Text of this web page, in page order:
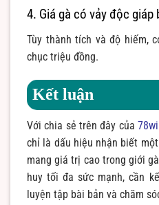
4. Giá gà có vảy độc giáp
Tùy thành tích và độ hiếm,
chục triệu đồng.
Kết luận
Với chia sẻ trên đây của
chỉ là dấu hiệu nhận biết
mang giá trị cao trong giới
huy tối đa sức mạnh, cần
luyện tập bài bản và chăm